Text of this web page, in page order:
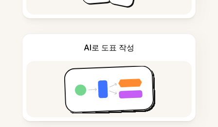
AI로 도표 작성